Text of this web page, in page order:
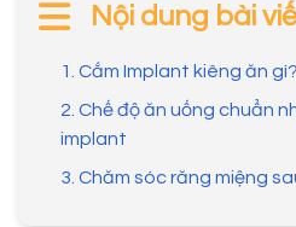
Nội dung bài
1. Cắm Implant kiêng ăn gì?
2. Chế độ ăn uống chuẩn
implant
3. Chăm sóc răng miệng